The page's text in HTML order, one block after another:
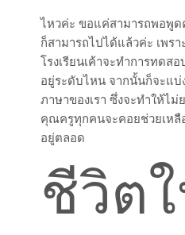
ไหวค่ะ ขอแค่สามารถพอพูด
ก็สามารถไปได้แล้วค่ะ เพรา
โรงเรียนเค้าจะทำการทดส
อยู่ระดับไหน จากนั้นก็จะแบ่
ภาษาของเรา ซึ่งจะทำให้ไ
คุณครูทุกคนจะคอยช่วยเหลื
อยู่ตลอด
ชีวิต